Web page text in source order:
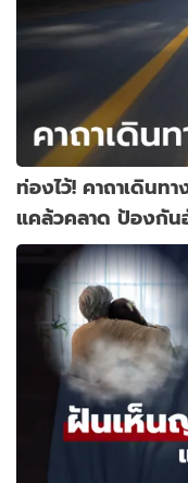
ท่องไว้! คาถาเดินท
แคล้วคลาด ป้องกัน